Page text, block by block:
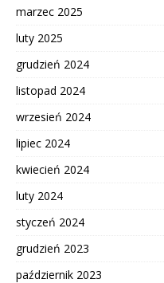
marzec 2025
luty 2025
grudzień 2024
listopad 2024
wrzesień 2024
lipiec 2024
kwiecień 2024
luty 2024
styczeń 2024
grudzień 2023
październik 2023